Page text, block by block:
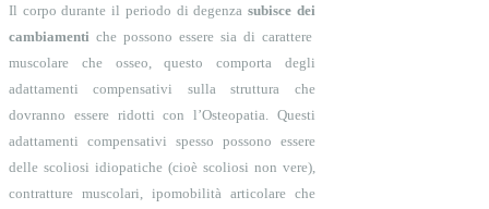
Il corpo durante il periodo di degenzasubisce dei
cambiamenti che possono essere sia di carattere
muscolare che osseo, questo comporta degli
adattamenti compensativi sulla struttura che
dovranno essere ridotti con l’Osteopatia. Questi
adattamenti compensativi spesso possono essere
delle scoliosi idiopatiche (cioè scoliosi non vere),
contratture muscolari, ipomobilità articolare che